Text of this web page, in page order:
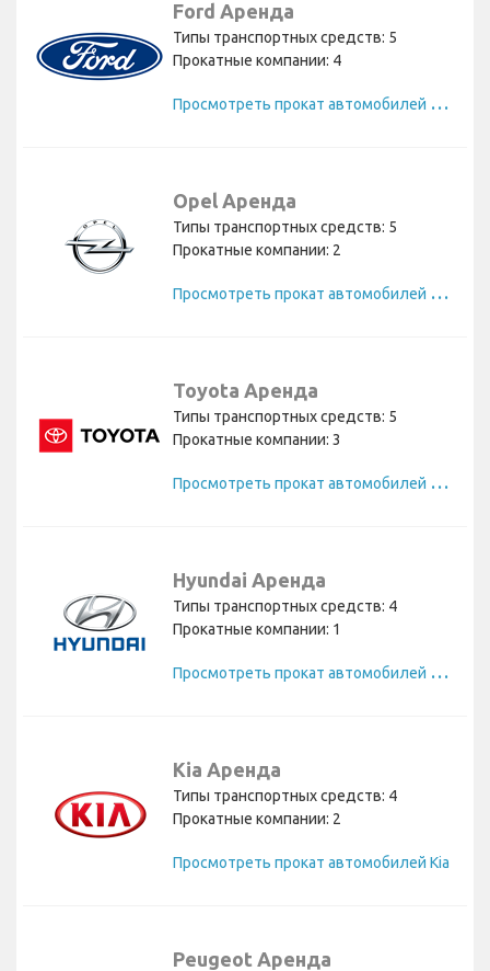
Ford Аренда
Типы транспортных средств: 5
Прокатные компании: 4
П
росмотреть прокат автомобилей Ford
Opel Аренда
Типы транспортных средств: 5
Прокатные компании: 2
П
росмотреть прокат автомобилей Opel
Toyota Аренда
Типы транспортных средств: 5
Прокатные компании: 3
П
росмотреть прокат автомобилей Toyota
Hyundai Аренда
Типы транспортных средств: 4
Прокатные компании: 1
П
росмотреть прокат автомобилей Hyundai
Kia Аренда
Типы транспортных средств: 4
Прокатные компании: 2
Просмотреть прокат автомобилей Kia
Peugeot Аренда